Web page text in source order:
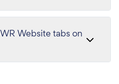
Website tabs on